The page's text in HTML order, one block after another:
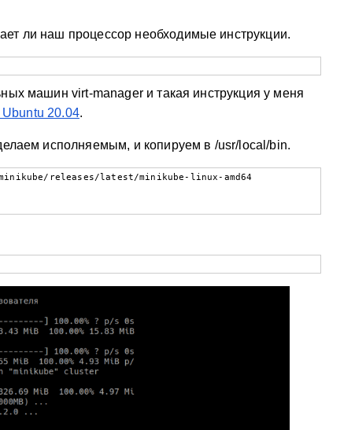
ли наш процессор необходимые инструкции.
машин virt-manager и такая инструкция у меня
Ubuntu 20.04.
исполняемым, и копируем в /usr/local/bin.
releases/latest/minikube-linux-amd64